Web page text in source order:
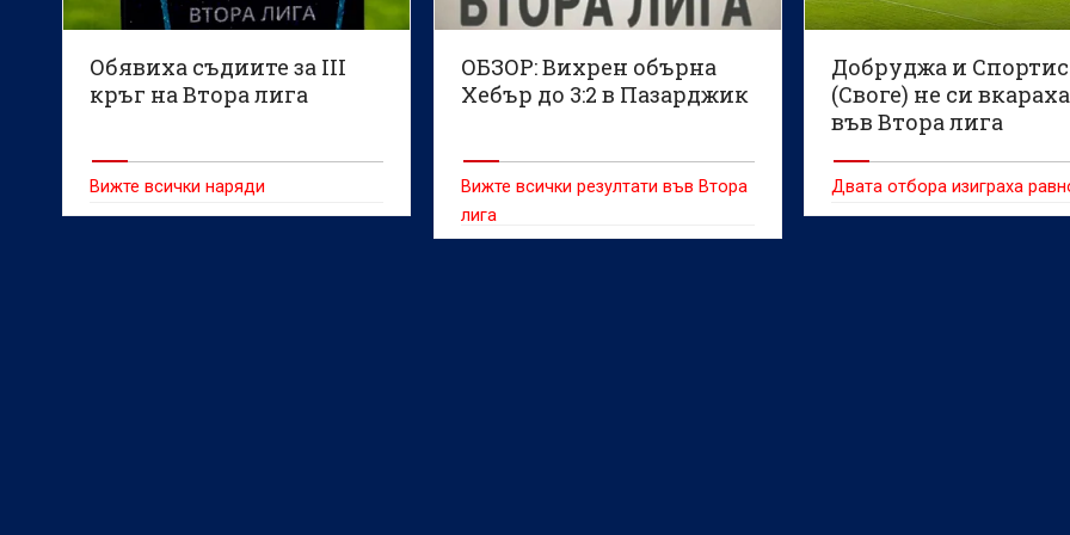
Обявиха съдиите за III
кръг на Втора лига
Вижте всички наряди
ОБЗОР: Вихрен обърна
Хебър до 3:2 в Пазарджик
Вижте всички резултати във Втора
лига
Добруджа и
(Своге) не си
във Втора лига
Двата отбора изиграха